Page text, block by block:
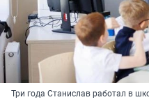
Три года Станислав работал в